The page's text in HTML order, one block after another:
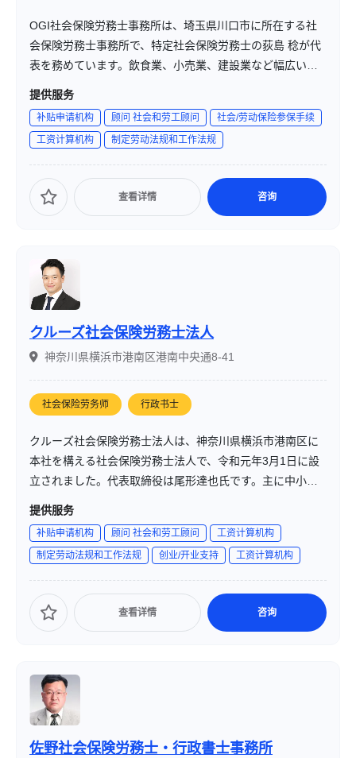
OGI社会保険労務士事務所は、埼玉県川口市に所在する社
会保険労務士事務所で、特定社会保険労務士の荻島 稔が代
表を務めています。飲食業、小売業、建設業など幅広い業
界に対応し、労務相談、手続き、給与計算などの総合的な
規則の作成に強みを持ち、夜間や土日も含む臨機応変なス
ピード対応を心掛けています。
提供服务
补贴申请机构 顾问 社会和劳工顾问
社会/劳动保险参保手续
工资计算机构
制定劳动法规和工作法规
查看详情 咨询
クルーズ社会保険労務士法人
神奈川県横浜市港南区港南中央通8-41
社会保险劳务师 行政书士
クルーズ社会保険労務士法人は、神奈川県横浜市港南区に
本社を構える社会保険労務士法人で、令和元年3月1日に設
立されました。代表取締役は尾形達也氏です。主に中小企
業の100名未満の会社を中心に、社会保険手続き代行、労務
ます。企業の成長を支援するため、最新の情報を積極的に
活用し、経営者と同じ視点でサポートを提供しています。
提供服务
补贴申请机构 顾问 社会和劳工顾问
工资计算机构
制定劳动法规和工作法规
创业/开业支持 工资计算机构
查看详情 咨询
佐野社会保険労務士・行政書士事務所